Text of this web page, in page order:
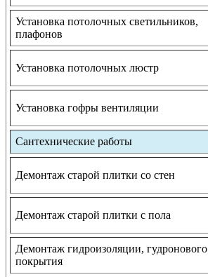
Установка потолочных светильников,
плафонов
Установка потолочных люстр
Установка гофры вентиляции
Сантехнические работы
Демонтаж старой плитки со стен
Демонтаж старой плитки с пола
Демонтаж гидроизоляции, гудронового
покрытия